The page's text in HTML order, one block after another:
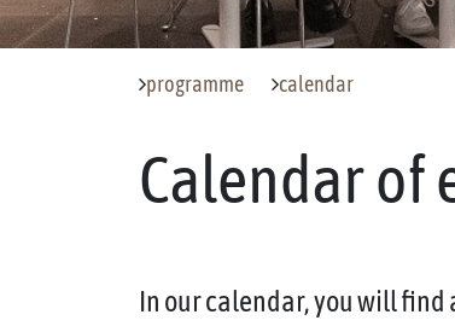
programme calendar
Calendar of
In our calendar, you will find